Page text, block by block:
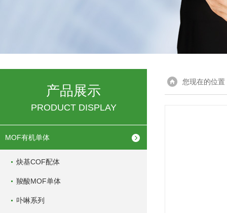
产品展示
PRODUCT DISPLAY
MOF有机单体
炔基COF配体
羧酸MOF单体
卟啉系列
您现在的位置